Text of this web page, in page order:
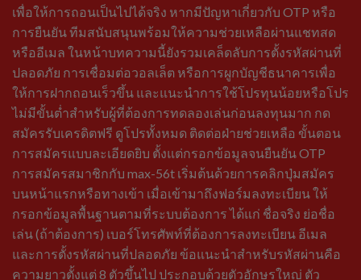
เพื่อให้การถอนเป็นไปได้จริง หากมีปัญหาเกี่ยวกับ OTP หรือ
การยืนยัน ทีมสนับสนุนพร้อมให้ความช่วยเหลือผ่านแชทสด
หรืออีเมล ในหน้าบทความนี้ยังรวมเคล็ดลับการตั้งรหัสผ่านที่
ปลอดภัย การเชื่อมต่อวอลเล็ต หรือการผูกบัญชีธนาคารเพื่อ
ให้การฝากถอนเร็วขึ้น และแนะนำการใช้โปรทุนน้อยหรือโปร
ไม่มีขั้นต่ำสำหรับผู้ที่ต้องการทดลองเล่นก่อนลงทุนมาก กด
สมัครรับเครดิตฟรี ดูโปรทั้งหมด ติดต่อฝ่ายช่วยเหลือ ขั้นตอน
การสมัครแบบละเอียดยิบ ตั้งแต่กรอกข้อมูลจนยืนยัน OTP
การสมัครสมาชิกกับ max-56t เริ่มต้นด้วยการคลิกปุ่มสมัคร
บนหน้าแรกหรือทางเข้า เมื่อเข้ามาถึงฟอร์มลงทะเบียน ให้
กรอกข้อมูลพื้นฐานตามที่ระบบต้องการ ได้แก่ ชื่อจริง ย่อชื่อ
เล่น (ถ้าต้องการ) เบอร์โทรศัพท์ที่ต้องการลงทะเบียน อีเมล
และการตั้งรหัสผ่านที่ปลอดภัย ข้อแนะนำสำหรับรหัสผ่านคือ
ความยาวตั้งแต่ 8 ตัวขึ้นไป ประกอบด้วยตัวอักษรใหญ่ ตัว